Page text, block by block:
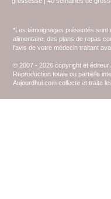
*Les témoignages présentés sont
alimentaire, des plans de repas
l'avis de votre médecin traitant
© 2007 - 2026 copyright et
Reproduction totale ou partielle
Aujourdhui.com collecte et traite